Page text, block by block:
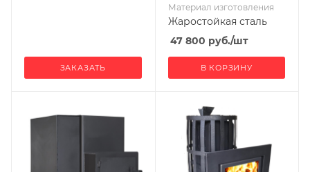
ЗАКАЗАТЬ
Материал изготовления
Жаростойкая сталь
47 800 руб./шт
В КОРЗИНУ
325
Ширина, мм
Глубина, мм